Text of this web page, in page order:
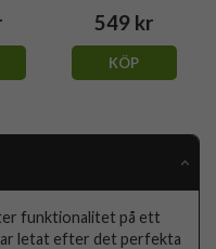
549 kr
KÖP
funktionalitet på ett
letat efter det perfekta